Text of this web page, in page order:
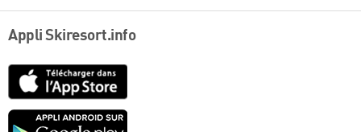
Appli Skiresort.info
Google